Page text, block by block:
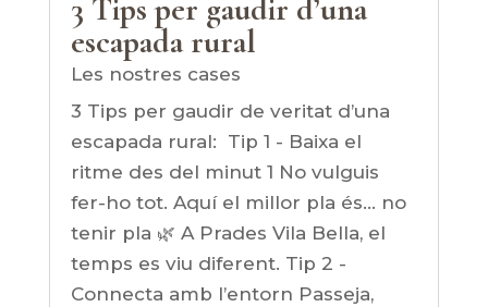
3 Tips per gaudir d’una
escapada rural
Les nostres cases
3 Tips per gaudir de veritat d’una
escapada rural: Tip 1 - Baixa el
ritme des del minut 1 No vulguis
fer-ho tot. Aquí el millor pla és… no
tenir pla 🌿 A Prades Vila Bella, el
temps es viu diferent. Tip 2 -
Connecta amb l’entorn Passeja,